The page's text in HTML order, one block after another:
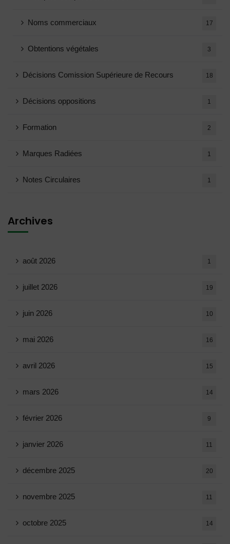
Noms commerciaux 17
Obtentions végétales 3
Décisions Comission Supérieure de Recours 18
Décisions oppositions 1
Formation 2
Marques Radiées 1
Notes Circulaires 1
Archives
août 2026 1
juillet 2026 19
juin 2026 10
mai 2026 16
avril 2026 15
mars 2026 14
février 2026 9
janvier 2026 11
décembre 2025 20
novembre 2025 11
octobre 2025 14